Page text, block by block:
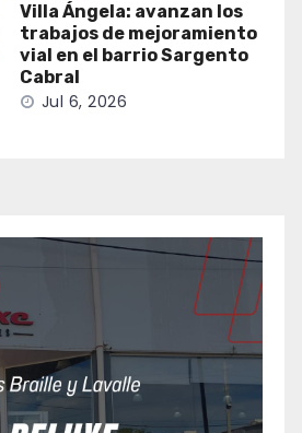
Villa Ángela: avanzan los
trabajos de mejoramiento
vial en el barrio Sargento
Cabral
Jul 6, 2026